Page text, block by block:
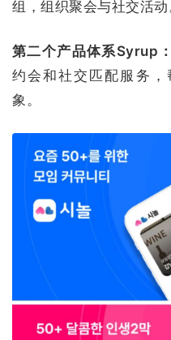
组，组织聚会与社交活动
第二个产品体系Syrup：
约会和社交匹配服务
象。